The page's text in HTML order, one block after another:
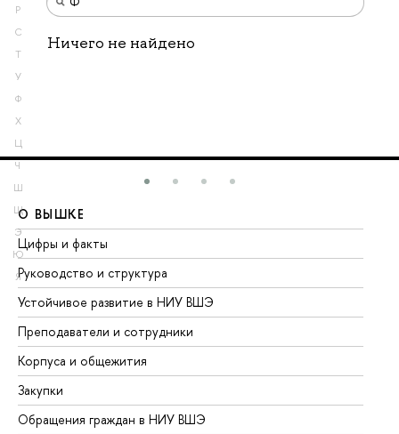
Р
С
Т
У
Ф
Х
Ц
Ч
Ш
Щ
Э
Ю
Я
Ничего не найдено
О ВЫШКЕ
Цифры и факты
Руководство и структура
Устойчивое развитие в НИУ ВШЭ
Преподаватели и сотрудники
Корпуса и общежития
Закупки
Обращения граждан в НИУ ВШЭ